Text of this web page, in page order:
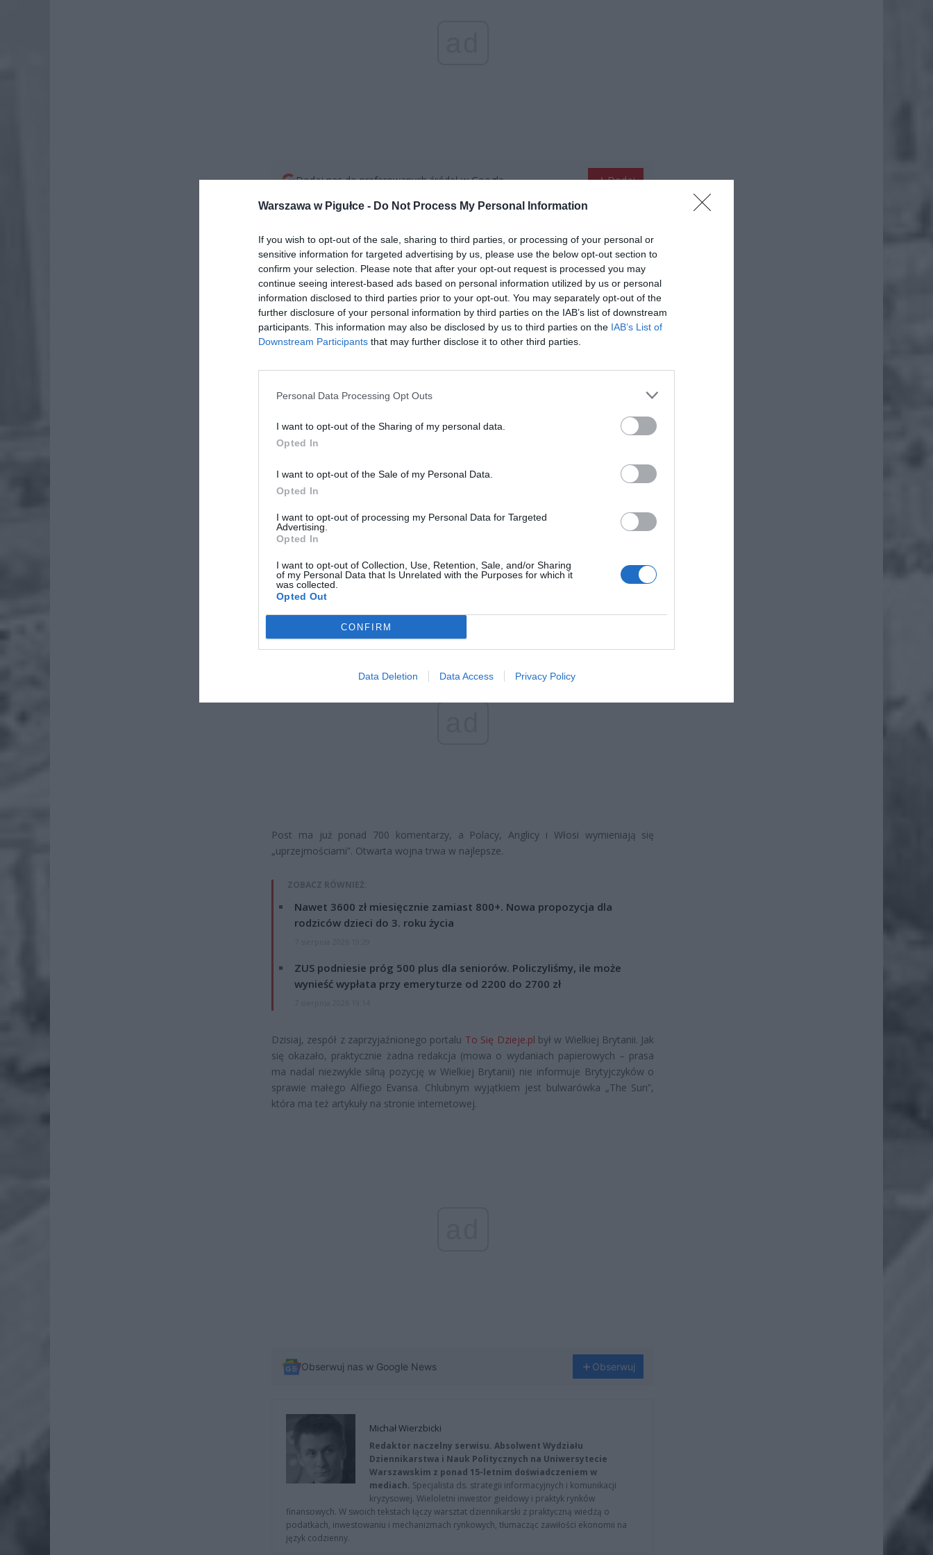
Warszawa w Pigułce - Do Not Process My Personal Information
If you wish to opt-out of the sale, sharing to third parties, or processing of your personal or
sensitive information for targeted advertising by us, please use the below opt-out section to
confirm your selection. Please note that after your opt-out request is processed you may
continue seeing interest-based ads based on personal information utilized by us or personal
information disclosed to third parties prior to your opt-out. You may separately opt-out of the
further disclosure of your personal information by third parties on the IAB’s list of downstream
participants. This information may also be disclosed by us to third parties on the IAB’s List of
Downstream Participants that may further disclose it to other third parties.
Personal Data Processing Opt Outs
I want to opt-out of the Sharing of my personal data.
Opted In
I want to opt-out of the Sale of my Personal Data.
Opted In
I want to opt-out of processing my Personal Data for Targeted
Advertising.
Opted In
I want to opt-out of Collection, Use, Retention, Sale, and/or Sharing
of my Personal Data that Is Unrelated with the Purposes for which it
was collected.
Opted Out
CONFIRM
Data Deletion Data Access Privacy Policy
Dodaj nas do preferowanych źródeł w Google Dodaj
Post ma już ponad 700 komentarzy, a Polacy, Anglicy i Włosi wymieniają się
„uprzejmościami”. Otwarta wojna trwa w najlepsze.
ZOBACZ RÓWNIEŻ:
Nawet 3600 zł miesięcznie zamiast 800+. Nowa propozycja dla
rodziców dzieci do 3. roku życia
ZUS podniesie próg 500 plus dla seniorów. Policzyliśmy, ile może
wynieść wypłata przy emeryturze od 2200 do 2700 zł
Dzisiaj, zespół z zaprzyjaźnionego portalu To Się Dzieje.pl był w Wielkiej Brytanii. Jak
się okazało, praktycznie żadna redakcja (mowa o wydaniach papierowych – prasa
ma nadal niezwykle silną pozycję w Wielkiej Brytanii) nie informuje Brytyjczyków o
sprawie małego Alfiego Evansa. Chlubnym wyjątkiem jest bulwarówka „The Sun”,
która ma też artykuły na stronie internetowej.
Obserwuj nas w Google News Obserwuj
Michał Wierzbicki
Redaktor naczelny serwisu. Absolwent Wydziału
Dziennikarstwa i Nauk Politycznych na Uniwersytecie
Warszawskim z ponad 15-letnim doświadczeniem w
mediach. Specjalista ds. strategii informacyjnych i komunikacji
kryzysowej. Wieloletni inwestor giełdowy i praktyk rynków
finansowych. W swoich tekstach łączy warsztat dziennikarski z praktyczną wiedzą o
podatkach, inwestowaniu i mechanizmach rynkowych, tłumacząc zawiłości ekonomii na
język codzienny.